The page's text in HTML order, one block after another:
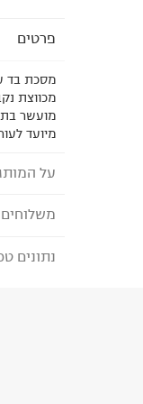
פרטים
מסכת בד
מכווצת
מועשר
מיועד
על
פאיו - PAYOT
לבחירת
נתונים